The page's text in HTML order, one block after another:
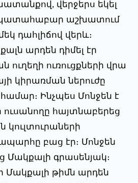
վերջերս եկել
պատահաբար աշխատում
մեկ դահլիճով վերև։
արդեն դիմել էր
ուղեղի ուռուցքների վրա
կիրառման ներուժը
համար։ Ինչպես Մոնջեն է
ուսանողը հայտնաբերեց
կուլտուրաների
բաց էր։ Մոնջեն
գրասենյակ։
Մակքալի թիմն արդեն